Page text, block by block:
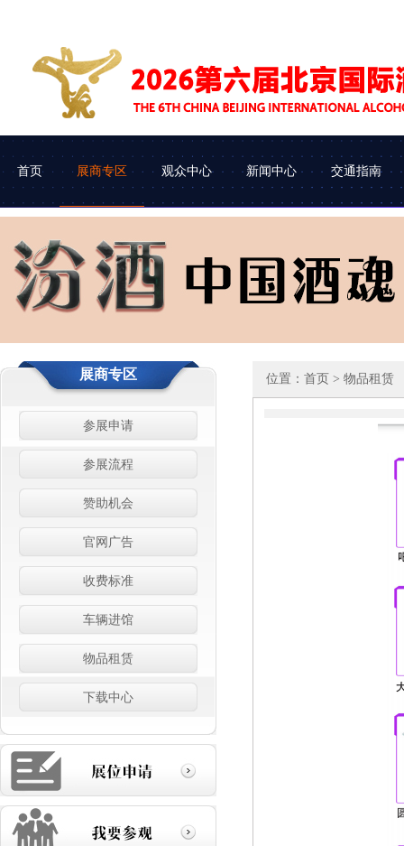
首页
展会介绍 组织机构
展商专区
参展申请 参展流程
车辆进馆
观众中心
企业查询 观众类别
新闻中心 交通指南
展商专区
参展申请
参展流程
赞助机会
官网广告
收费标准
车辆进馆
物品租赁
下载中心
位置： 首页 > 物品租赁